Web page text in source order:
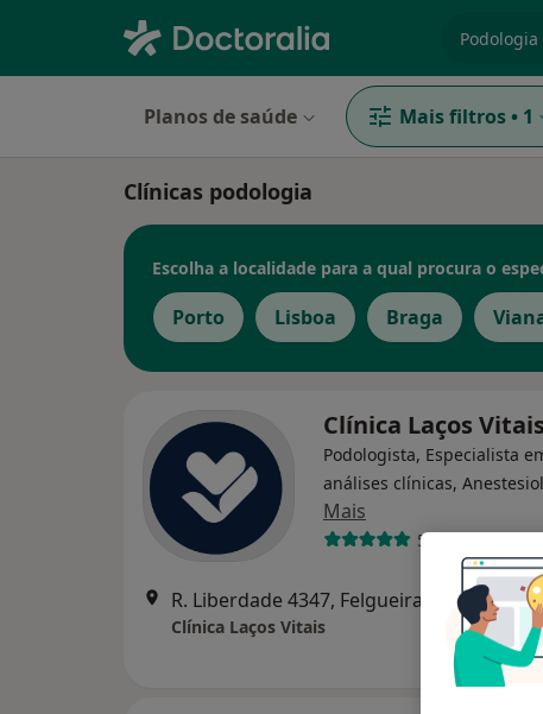
Planos de saúde Mais filtros • 1
Clínicas podologia
Escolha a localidade para a qual procura o
Porto Lisboa Braga
Clínica Laços Vitais
Podologista, Especialista
análises clínicas,
Mais
5 opiniões
R. Liberdade 4347, Felgueiras
Clínica Laços Vitais